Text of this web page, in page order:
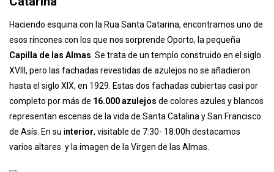
Capilla de las Almas o Iglesia de Santa
Catarina
Haciendo esquina con la Rua Santa Catarina, encontramos uno de
esos rincones con los que nos sorprende Oporto, la pequeña
Capilla de las Almas . Se trata de un templo construido en el siglo
XVIII, pero las fachadas revestidas de azulejos no se añadieron
hasta el siglo XIX, en 1929. Estas dos fachadas cubiertas casi por